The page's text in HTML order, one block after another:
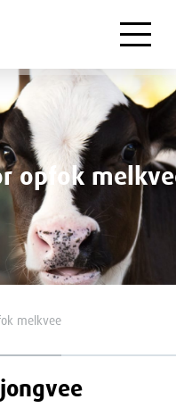
Menu
opfok
melkvee